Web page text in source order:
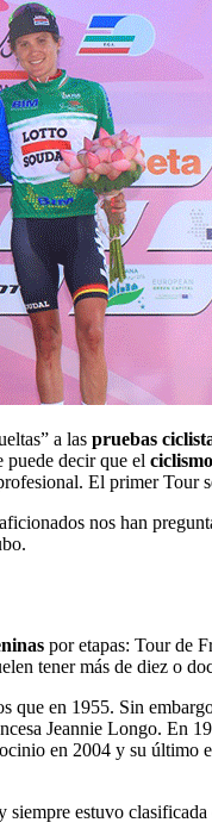
a las pruebas
puede decir que el
El primer Tour
nos han
por etapas: Tour de
tener más de diez o
que en 1955. Sin
Jeannie Longo. En
en 2004 y su
siempre estuvo